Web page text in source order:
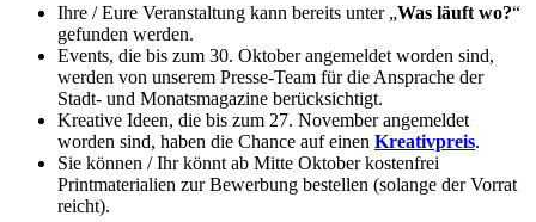
Ihre / Eure Veranstaltung kann bereits unter „Was läuft wo?“
gefunden werden.
Events, die bis zum 30. Oktober angemeldet worden sind,
werden von unserem Presse-Team für die Ansprache der
Stadt- und Monatsmagazine berücksichtigt.
Kreative Ideen, die bis zum 27. November angemeldet
worden sind, haben die Chance auf einen Kreativpreis.
Sie können / Ihr könnt ab Mitte Oktober kostenfrei
Printmaterialien zur Bewerbung bestellen (solange der Vorrat
reicht).